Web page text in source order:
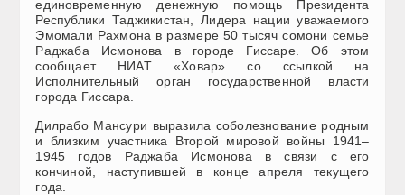
единовременную денежную помощь Президента
Республики Таджикистан, Лидера нации уважаемого
Эмомали Рахмона в размере 50 тысяч сомони семье
Раджаба Исмонова в городе Гиссаре. Об этом
сообщает НИАТ «Ховар» со ссылкой на
Исполнительный орган государственной власти
города Гиссара
Дилрабо Мансури выразила соболезнование родным
и близким участника Второй мировой войны 1941–
1945 годов Раджаба Исмонова в связи с его
кончиной, наступившей в конце апреля текущего
года.